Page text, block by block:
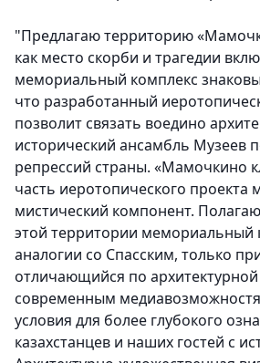
"Предлагаю территорию
как место скорби и трагедии
мемориальный комплекс
что разработанный
позволит связать воедино
исторический ансамбль Музеев
репрессий страны. «Мамочкино
часть иеротопического проекта
мистический компонент.
этой территории мемориальный
аналогии со Спасским, только
отличающийся по
современным
условия для более глубокого
казахстанцев и наших гостей с